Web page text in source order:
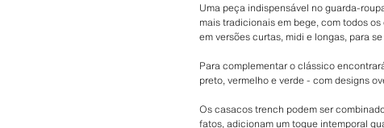
Uma peça indispensável no guarda-
mais tradicionais em bege, com todos
em versões curtas, midi e longas, para
Para complementar o clássico
preto, vermelho e verde - com designs
Os casacos trench podem ser
fatos, adicionam um toque intemporal